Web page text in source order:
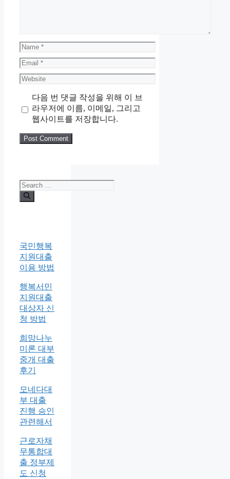
Name
Email
Website
다음 번 댓글 작성을 위해 이 브
라우저에 이름, 이메일, 그리고
웹사이트를 저장합니다.
Search
for:
국민행복
지원대출
이용 방법
행복서민
지원대출
대상자 신
청 방법
희망나누
미론 대부
중개 대출
후기
모네다대
부 대출
진행 승인
관련해서
근로자채
무통합대
출 정부제
도 신청